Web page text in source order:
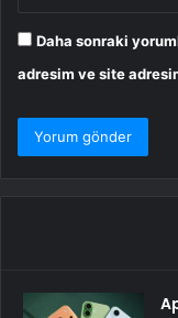
Daha sonraki
adresim ve site